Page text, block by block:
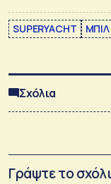
SUPERYACHT ΜΠΙΛ
Σχόλια
Γράψτε το